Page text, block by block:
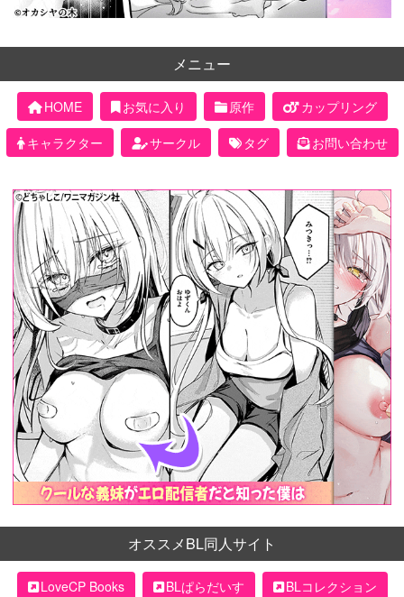
メニュー
HOME お気に入り 原作
カップリング
キャラクター
サークル タグ お問い合わせ
オススメBL同人サイト
LoveCP Books BLぱらだいす
BLコレクション